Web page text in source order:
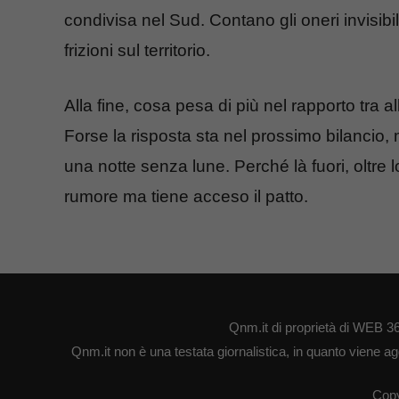
condivisa nel Sud. Contano gli oneri
frizioni sul territorio.
Alla fine, cosa pesa di più nel rapporto tra
Forse la risposta sta nel prossimo
una notte senza lune. Perché là fuori, oltre
rumore ma tiene acceso il patto.
Qnm.it di proprietà di WEB
Qnm.it non è una testata giornalistica, in quanto viene